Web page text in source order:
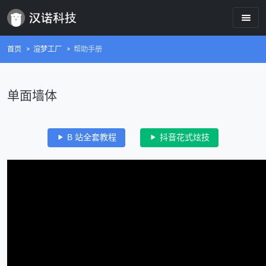
首页 渲梦工厂 帮助手册
单面墙体
B 站全套教程 抖音花式炫技